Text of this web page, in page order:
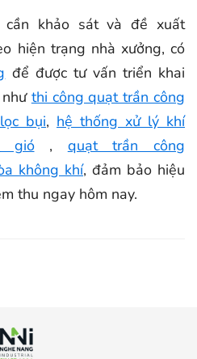
cần khảo sát và đề xuất
hiện trạng nhà xưởng, có
để được tư vấn triển khai
thi công quạt trần công
bụi, hệ thống xử lý khí
gió, quạt trần công
không khí, đảm bảo hiệu
thu ngay hôm nay.